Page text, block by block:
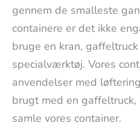
gennem de smalleste
containere er det ikke
bruge en kran,
specialværktøj. Vores
anvendelser med
brugt med en
samle vores container.